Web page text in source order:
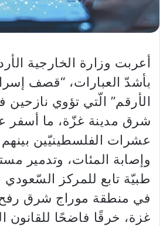
أعربت ​وزارة الخارجية
بأشدّ العبارات، “قصف
الأرقم” الّتي تؤوي نازحين
شرق مدينة غزّة، ما أسفر
عشرات الفلسطينيّين
وإصابة المئات، وتدمير
طبيّة تابع للمركز السّعودي
في منطقة موراج شرق
غزة​، خرقًا فاضحًا للقانون